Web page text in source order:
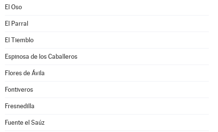
El Oso
El Parral
El Tiemblo
Espinosa de los Caballeros
Flores de Ávila
Fontiveros
Fresnedilla
Fuente el Saúz